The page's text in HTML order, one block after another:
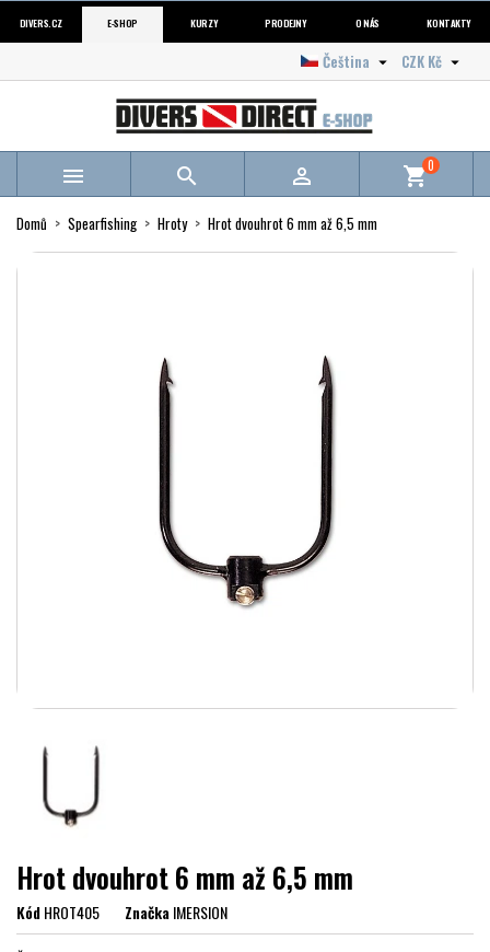
DIVERS.CZ E-SHOP KURZY PRODEJNY O NÁS KONTAKTY
CZK Kč 
Čeština 
   shopping_cart0
Domů Spearfishing Hroty Hrot dvouhrot 6 mm až 6,5 mm
Hrot dvouhrot 6 mm až 6,5 mm
KódHROT405 ZnačkaIMERSION